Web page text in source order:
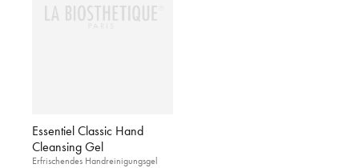
Essentiel Classic Hand
Cleansing Gel
Erfrischendes Handreinigungsgel